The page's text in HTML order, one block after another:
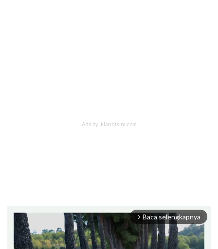
arrow_forward_ios Baca selengkapnya